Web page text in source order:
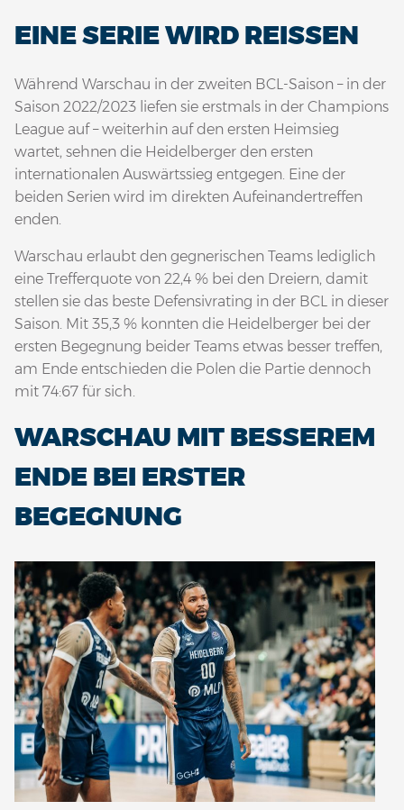
EINE SERIE WIRD REISSEN
Während Warschau in der zweiten BCL-Saison – in der
Saison 2022/2023 liefen sie erstmals in der Champions
League auf – weiterhin auf den ersten Heimsieg
wartet, sehnen die Heidelberger den ersten
internationalen Auswärtssieg entgegen. Eine der
beiden Serien wird im direkten Aufeinandertreffen
enden.
Warschau erlaubt den gegnerischen Teams lediglich
eine Trefferquote von 22,4 % bei den Dreiern, damit
stellen sie das beste Defensivrating in der BCL in dieser
Saison. Mit 35,3 % konnten die Heidelberger bei der
ersten Begegnung beider Teams etwas besser treffen,
am Ende entschieden die Polen die Partie dennoch
mit 74:67 für sich.
WARSCHAU MIT BESSEREM
ENDE BEI ERSTER
BEGEGNUNG